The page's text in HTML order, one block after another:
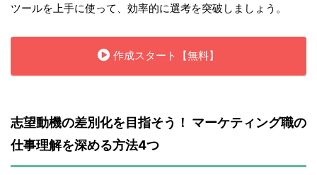
ツールを上手に使って、効率的に選考を突破しましょう。
作成スタート【無料】
志望動機の差別化を目指そう！ マーケティング職の
仕事理解を深める方法4つ